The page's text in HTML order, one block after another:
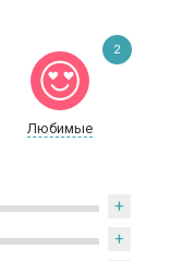
а также для
Созданный в
Любимые
2
+
+